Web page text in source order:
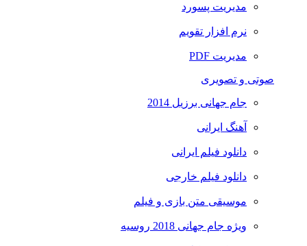
مدیریت پسورد
نرم افزار تقویم
مدیریت PDF
صوتی و تصویری
جام جهانی برزیل 2014
آهنگ ایرانی
دانلود فیلم ایرانی
دانلود فیلم خارجی
موسیقی متن بازی و فیلم
ویژه جام جهانی 2018 روسیه